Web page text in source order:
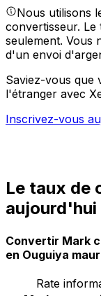
Nous utilisons
convertisseur.
seulement. Vous
d'un envoi
Saviez-vous que
l'étranger avec
Inscrivez-vous
Le taux de
aujourd'hui
Convertir Mark
en Ouguiya
Rate